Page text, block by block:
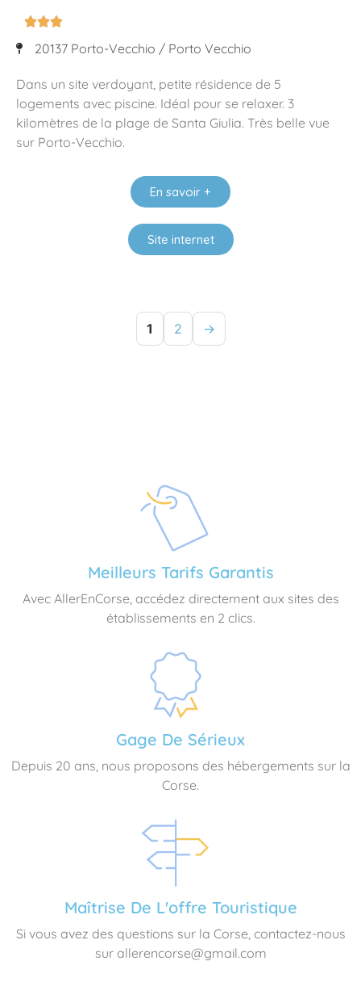

20137 Porto-Vecchio / Porto Vecchio
Dans un site verdoyant, petite résidence de 5
logements avec piscine. Idéal pour se relaxer. 3
kilomètres de la plage de Santa Giulia. Très belle vue
sur Porto-Vecchio.
En savoir +
Site internet
1 2 →
Meilleurs Tarifs Garantis
Avec AllerEnCorse, accédez directement aux sites des
établissements en 2 clics.
Gage De Sérieux
Depuis 20 ans, nous proposons des hébergements sur la
Corse.
Maîtrise De L'offre Touristique
Si vous avez des questions sur la Corse, contactez-nous
sur allerencorse@gmail.com